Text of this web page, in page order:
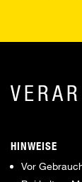
HINWEISE
Vor